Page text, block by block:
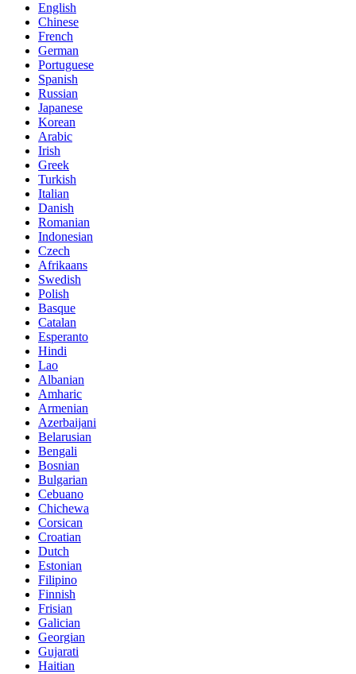
English
Chinese
French
German
Portuguese
Spanish
Russian
Japanese
Korean
Arabic
Irish
Greek
Turkish
Italian
Danish
Romanian
Indonesian
Czech
Afrikaans
Swedish
Polish
Basque
Catalan
Esperanto
Hindi
Lao
Albanian
Amharic
Armenian
Azerbaijani
Belarusian
Bengali
Bosnian
Bulgarian
Cebuano
Chichewa
Corsican
Croatian
Dutch
Estonian
Filipino
Finnish
Frisian
Galician
Georgian
Gujarati
Haitian